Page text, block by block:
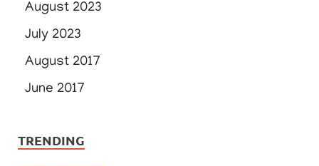
August 2023
July 2023
August 2017
June 2017
TRENDING